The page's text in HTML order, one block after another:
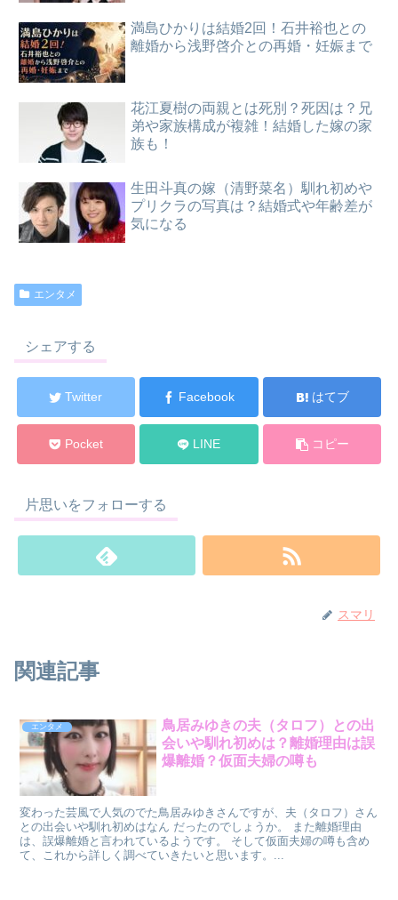
満島ひかりは結婚2回！石井裕也との
離婚から浅野啓介との再婚・妊娠まで
花江夏樹の両親とは死別？死因は？兄
弟や家族構成が複雑！結婚した嫁の家
族も！
生田斗真の嫁（清野菜名）馴れ初めや
プリクラの写真は？結婚式や年齢差が
気になる
エンタメ
シェアする
Twitter Facebook はてブ
Pocket LINE コピー
片思いをフォローする
スマリ
関連記事
エンタメ
鳥居みゆきの夫（タロフ）との出
会いや馴れ初めは？離婚理由は誤
爆離婚？仮面夫婦の噂も
変わった芸風で人気のでた鳥居みゆきさんですが、夫（タロフ）さん
との出会いや馴れ初めはなん だったのでしょうか。 また離婚理由
は、誤爆離婚と言われているようです。 そして仮面夫婦の噂も含め
て、これから詳しく調べていきたいと思います。...